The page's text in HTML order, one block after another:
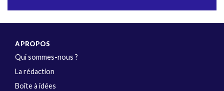
A PROPOS
Qui sommes-nous ?
La rédaction
Boîte à idées